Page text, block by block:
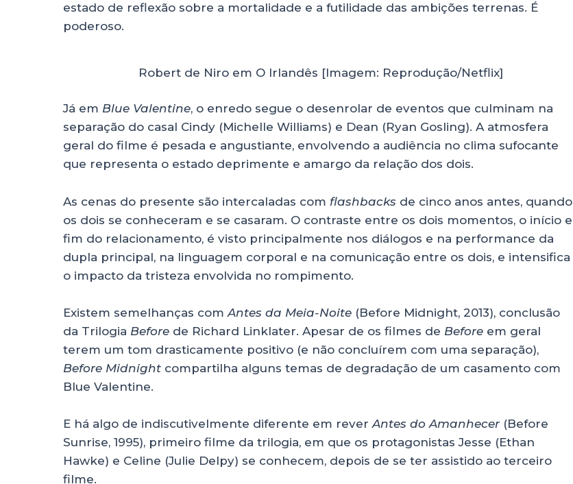
estado de reflexão sobre a mortalidade e a futilidade das ambições terrenas. É
poderoso.
Robert de Niro em O Irlandês [Imagem: Reprodução/Netflix]
Já em Blue Valentine, o enredo segue o desenrolar de eventos que culminam na
separação do casal Cindy (Michelle Williams) e Dean (Ryan Gosling). A atmosfera
geral do filme é pesada e angustiante, envolvendo a audiência no clima sufocante
que representa o estado deprimente e amargo da relação dos dois.
As cenas do presente são intercaladas com flashbacks de cinco anos antes, quando
os dois se conheceram e se casaram. O contraste entre os dois momentos, o início e
fim do relacionamento, é visto principalmente nos diálogos e na performance da
dupla principal, na linguagem corporal e na comunicação entre os dois, e intensifica
o impacto da tristeza envolvida no rompimento.
Existem semelhanças com Antes da Meia-Noite (Before Midnight, 2013), conclusão
da Trilogia Before de Richard Linklater. Apesar de os filmes de Before em geral
terem um tom drasticamente positivo (e não concluírem com uma separação),
Before Midnight compartilha alguns temas de degradação de um casamento com
Blue Valentine.
E há algo de indiscutivelmente diferente em reverAntes do Amanhecer(Before
Sunrise, 1995), primeiro filme da trilogia, em que os protagonistas Jesse (Ethan
Hawke) e Celine (Julie Delpy) se conhecem, depois de se ter assistido ao terceiro
filme.